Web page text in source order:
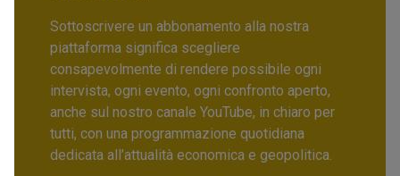
Sottoscrivere un abbonamento alla nostra
piattaforma significa scegliere
consapevolmente di rendere possibile ogni
intervista, ogni evento, ogni confronto aperto,
anche sul nostro canale YouTube, in chiaro per
tutti, con una programmazione quotidiana
dedicata all’attualità economica e geopolitica.